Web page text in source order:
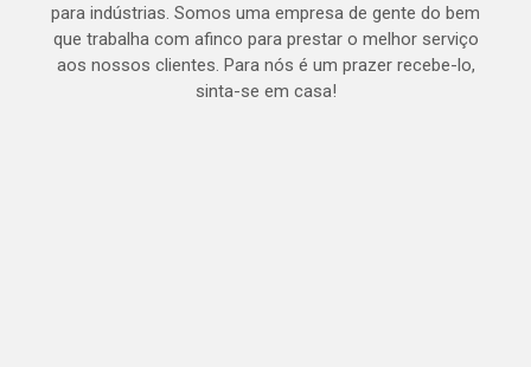
para indústrias. Somos uma empresa de gente do bem
que trabalha com afinco para prestar o melhor serviço
aos nossos clientes. Para nós é um prazer recebe-lo,
sinta-se em casa!